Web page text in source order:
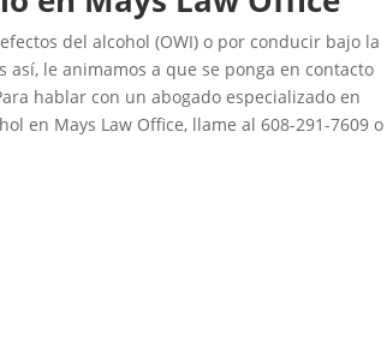
del alcohol (OWI) o por conducir bajo la
así, le animamos a que se ponga en contacto
hablar con un abogado especializado en
en Mays Law Office, llame al 608-291-7609 o